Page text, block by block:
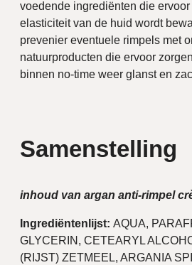
voedende ingrediënten die
elasticiteit van de huid wordt
prevenier eventuele rimpels met
natuurproducten die ervoor
binnen no-time weer glanst en
Samenstelling
inhoud van argan anti-rimpel
Ingrediëntenlijst: AQUA,
GLYCERIN, CETEARYL
(RIJST) ZETMEEL, ARGANIA